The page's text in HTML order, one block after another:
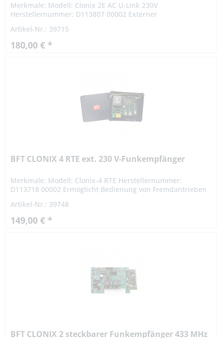
Merkmale: Modell: Clonix 2E AC U-Link 230V
Herstellernummer: D113807 00002 Externer
433 MHz Kompatibel mit dem U-LINK...
Artikel-Nr.: 39715
180,00 € *
BFT CLONIX 4 RTE ext. 230 V-Funkempfänger
Merkmale: Modell: Clonix-4 RTE Herstellernummer:
D113718 00002 Ermöglicht Bedienung von Fremdantrieben
und Impulsgebern...
Artikel-Nr.: 39748
149,00 € *
BFT CLONIX 2 steckbarer Funkempfänger 433 MHz